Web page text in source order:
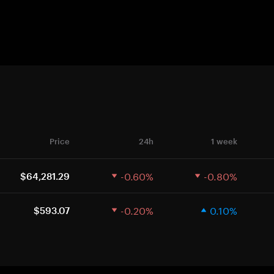
Price 24h 1 week
$64,281.29 -0.60% -0.80%
$593.07 -0.20% 0.10%